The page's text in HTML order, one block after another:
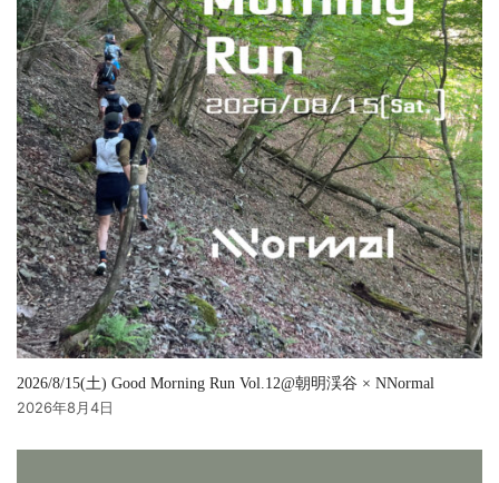
2026/8/15(土) Good Morning Run Vol.12@朝明渓谷 × NNormal
2026年8月4日